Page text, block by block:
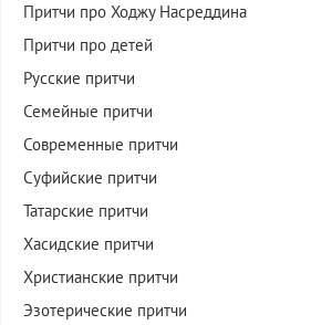
Притчи про Ходжу Насреддина
Притчи про детей
Русские притчи
Семейные притчи
Современные притчи
Суфийские притчи
Татарские притчи
Хасидские притчи
Христианские притчи
Эзотерические притчи